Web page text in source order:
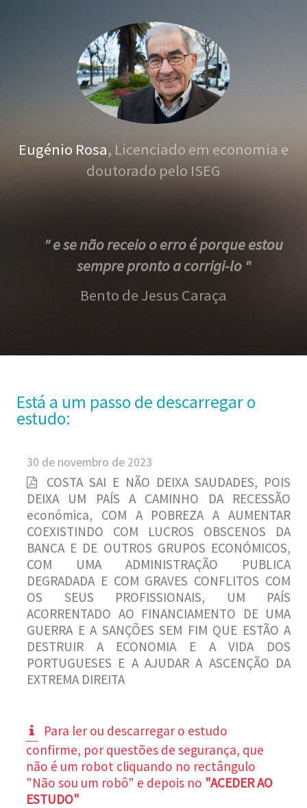
Eugénio Rosa, Licenciado em economia e
doutorado pelo ISEG
" e se não receio o erro é porque estou
sempre pronto a corrigi-lo "
Bento de Jesus Caraça
Está a um passo de descarregar o
estudo:
30 de novembro de 2023
COSTA SAI E NÃO DEIXA SAUDADES, POIS
DEIXA UM PAÍS A CAMINHO DA RECESSÃO
económica, COM A POBREZA A AUMENTAR
COEXISTINDO COM LUCROS OBSCENOS DA
BANCA E DE OUTROS GRUPOS ECONÓMICOS,
COM UMA ADMINISTRAÇÃO PUBLICA
DEGRADADA E COM GRAVES CONFLITOS COM
OS SEUS PROFISSIONAIS, UM PAÍS
ACORRENTADO AO FINANCIAMENTO DE UMA
GUERRA E A SANÇÕES SEM FIM QUE ESTÃO A
DESTRUIR A ECONOMIA E A VIDA DOS
PORTUGUESES E A AJUDAR A ASCENÇÃO DA
EXTREMA DIREITA
Para ler ou descarregar o estudo
confirme, por questões de segurança, que
não é um robot cliquando no rectângulo
"Não sou um robô" e depois no "ACEDER AO
ESTUDO"